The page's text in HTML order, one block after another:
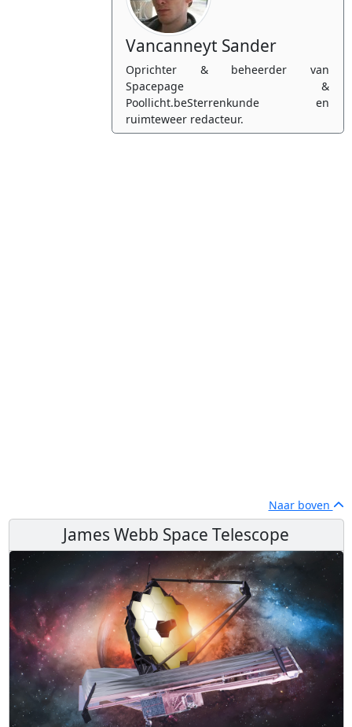
Vancanneyt Sander
Oprichter & beheerder van
Spacepage &
Poollicht.beSterrenkunde en
ruimteweer redacteur.
Naar boven
James Webb Space Telescope